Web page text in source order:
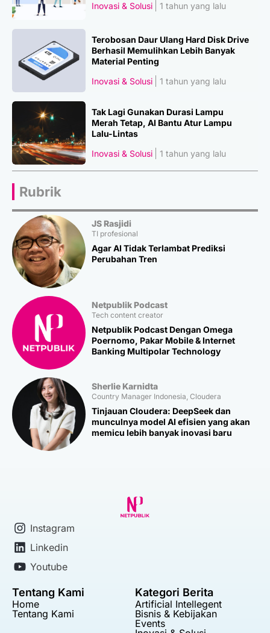
Inovasi & Solusi 1 tahun yang lalu
Terobosan Daur Ulang Hard Disk Drive
Berhasil Memulihkan Lebih Banyak
Material Penting
Inovasi & Solusi
1 tahun yang lalu
Tak Lagi Gunakan Durasi Lampu
Merah Tetap, AI Bantu Atur Lampu
Lalu-Lintas
Inovasi & Solusi
1 tahun yang lalu
Rubrik
JS Rasjidi
TI profesional
Agar AI Tidak Terlambat Prediksi
Perubahan Tren
Netpublik Podcast
Tech content creator
Netpublik Podcast Dengan Omega
Poernomo, Pakar Mobile & Internet
Banking Multipolar Technology
Sherlie Karnidta
Country Manager Indonesia, Cloudera
Tinjauan Cloudera: DeepSeek dan
munculnya model AI efisien yang akan
memicu lebih banyak inovasi baru
Instagram
Linkedin
Youtube
Tentang Kami
Home
Tentang Kami
Kategori Berita
Artificial Intellegent
Bisnis & Kebijakan
Events